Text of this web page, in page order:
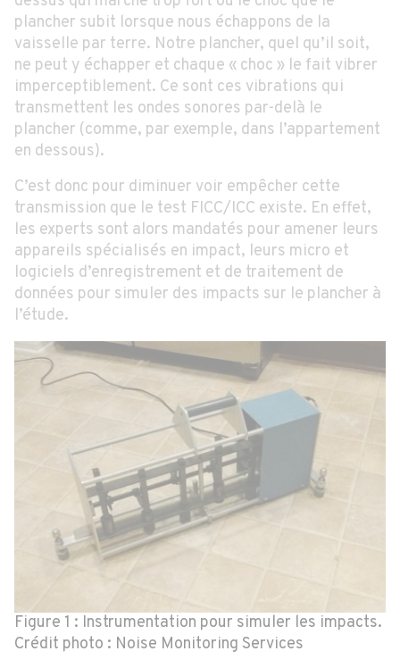
plancher subit lorsque nous échappons de la
vaisselle par terre. Notre plancher, quel qu’il soit,
ne peut y échapper et chaque « choc » le fait vibrer
imperceptiblement. Ce sont ces vibrations qui
transmettent les ondes sonores par-delà le
plancher (comme, par exemple, dans l’appartement
en dessous).
C’est donc pour diminuer voir empêcher cette
transmission que le test FICC/ICC existe. En effet,
les experts sont alors mandatés pour amener leurs
appareils spécialisés en impact, leurs micro et
logiciels d’enregistrement et de traitement de
données pour simuler des impacts sur le plancher à
l’étude.
Figure 1 : Instrumentation pour simuler les impacts.
Crédit photo : Noise Monitoring Services